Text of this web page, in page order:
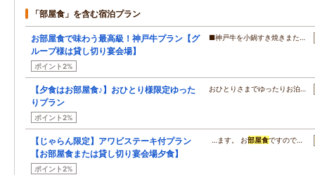
「部屋食」を含む宿泊プラン
お部屋食で味わう最高級！神戸牛プラン【グ
ループ様は貸し切り宴会場】
ポイント2%
■神戸牛を小鍋すき焼きまた…
【夕食はお部屋食♪】おひとり様限定ゆった
りプラン
ポイント2%
おひとりさまでゆったりお泊…
【じゃらん限定】アワビステーキ付プラン
【お部屋食または貸し切り宴会場夕食】
ポイント2%
…ます。 お部屋食ですので…